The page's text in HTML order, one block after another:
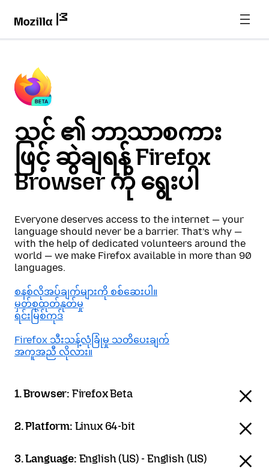
သင် ၏ ဘာသာစကား
ဖြင့် ဆွဲချရန် Firefox
Browser ကို ရွေးပါ
Everyone deserves access to the internet — your
language should never be a barrier. That’s why —
with the help of dedicated volunteers around the
world — we make Firefox available in more than 90
languages.
စနစ်လိုအပ်ချက်များကို စစ်ဆေးပါ။
မှတ်စုထုတ်နုတ်မှု
ရင်းမြစ်ကုဒ်
Firefox သီးသန့်လုံခြုံမှု သတိပေးချက်
အကူအညီ လိုလား။
1. Browser: Firefox Beta
2. Platform: Linux 64-bit
3. Language: English (US) - English (US)